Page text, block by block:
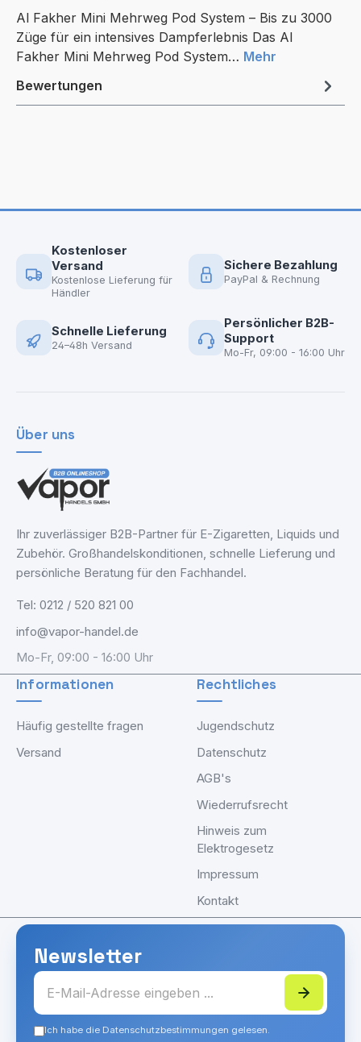
Al Fakher Mini Mehrweg Pod System – Bis zu 3000
Züge für ein intensives Dampferlebnis Das Al
Fakher Mini Mehrweg Pod System… Mehr
Bewertungen
Kostenloser
Versand
Kostenlose Lieferung für
Händler
Sichere Bezahlung
PayPal & Rechnung
Schnelle Lieferung
24–48h Versand
Persönlicher B2B-
Support
Mo-Fr, 09:00 - 16:00 Uhr
Über uns
Ihr zuverlässiger B2B-Partner für E-Zigaretten, Liquids und
Zubehör. Großhandelskonditionen, schnelle Lieferung und
persönliche Beratung für den Fachhandel.
Tel: 0212 / 520 821 00
info@vapor-handel.de
Mo-Fr, 09:00 - 16:00 Uhr
Informationen
Häufig gestellte fragen
Versand
Rechtliches
Jugendschutz
Datenschutz
AGB's
Wiederrufsrecht
Hinweis zum
Elektrogesetz
Impressum
Kontakt
Newsletter
Ich habe die Datenschutzbestimmungen gelesen.